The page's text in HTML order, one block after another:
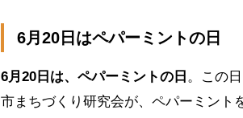
6月20日はペパーミントの日
6月20日は、ペパーミントの日 。この
市まちづくり研究会が、ペパーミント